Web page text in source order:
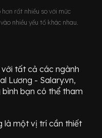
hơn rất nhiều so với mức
nhiều yếu tố khác nhau.
với tất cả các ngành
Lương - Salary.vn,
bạn có thể tham
là một vị trícần thiết